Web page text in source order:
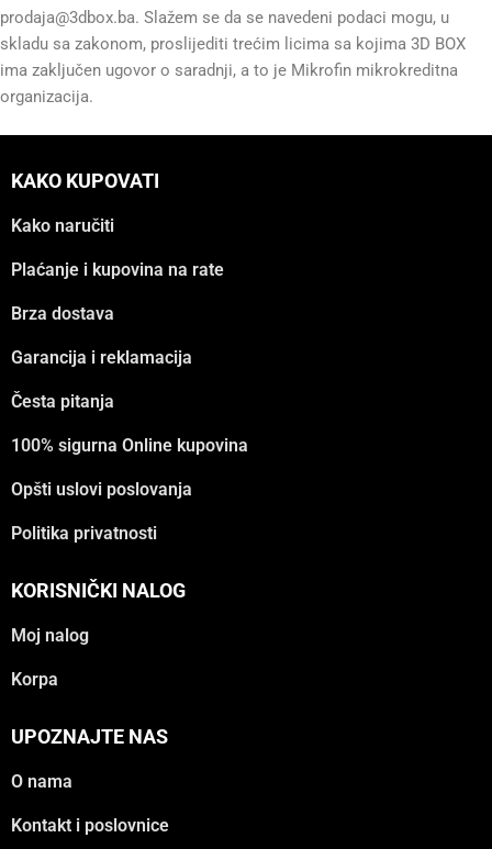
prodaja@3dbox.ba. Slažem se da se navedeni podaci mogu, u
skladu sa zakonom, proslijediti trećim licima sa kojima 3D BOX
ima zaključen ugovor o saradnji, a to je Mikrofin mikrokreditna
organizacija.
KAKO KUPOVATI
Kako naručiti
Plaćanje i kupovina na rate
Brza dostava
Garancija i reklamacija
Česta pitanja
100% sigurna Online kupovina
Opšti uslovi poslovanja
Politika privatnosti
KORISNIČKI NALOG
Moj nalog
Korpa
UPOZNAJTE NAS
O nama
Kontakt i poslovnice